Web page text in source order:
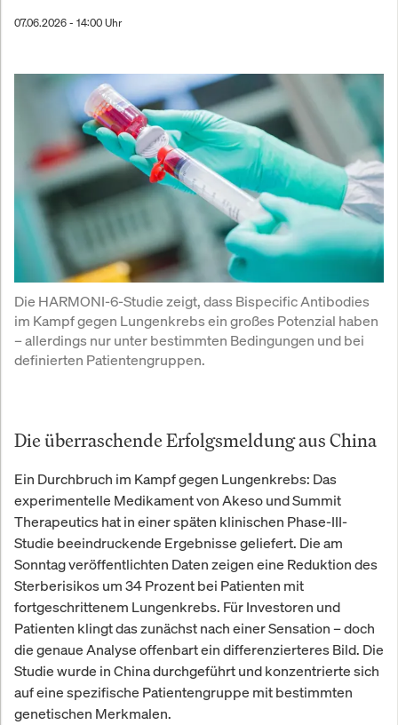
07.06.2026 - 14:00 Uhr
Die HARMONI-6-Studie zeigt, dass Bispecific Antibodies
im Kampf gegen Lungenkrebs ein großes Potenzial haben
– allerdings nur unter bestimmten Bedingungen und bei
definierten Patientengruppen.
Die überraschende Erfolgsmeldung aus China
Ein Durchbruch im Kampf gegen Lungenkrebs: Das
experimentelle Medikament von Akeso und Summit
Therapeutics hat in einer späten klinischen Phase-III-
Studie beeindruckende Ergebnisse geliefert. Die am
Sonntag veröffentlichten Daten zeigen eine Reduktion des
Sterberisikos um 34 Prozent bei Patienten mit
fortgeschrittenem Lungenkrebs. Für Investoren und
Patienten klingt das zunächst nach einer Sensation – doch
die genaue Analyse offenbart ein differenzierteres Bild. Die
Studie wurde in China durchgeführt und konzentrierte sich
auf eine spezifische Patientengruppe mit bestimmten
genetischen Merkmalen.